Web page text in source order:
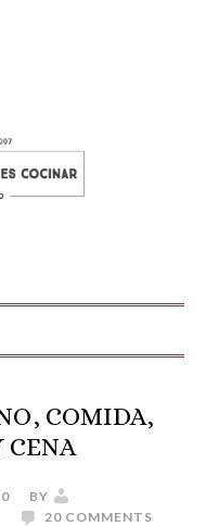
COMIDA,
CENA
BY
20 COMMENTS